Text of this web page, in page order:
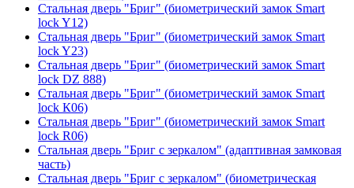
Стальная дверь "Бриг" (биометрический замок Smart
lock Y12)
Стальная дверь "Бриг" (биометрический замок Smart
lock Y23)
Стальная дверь "Бриг" (биометрический замок Smart
lock DZ 888)
Стальная дверь "Бриг" (биометрический замок Smart
lock К06)
Стальная дверь "Бриг" (биометрический замок Smart
lock R06)
Стальная дверь "Бриг с зеркалом" (адаптивная замковая
часть)
Стальная дверь "Бриг с зеркалом" (биометрическая